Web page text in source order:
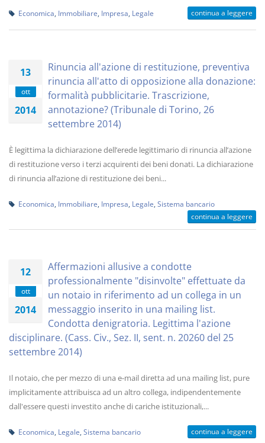
Economica Immobiliare Impresa Legale continua a leggere
13
ott
2014
Rinuncia all'azione di restituzione, preventiva
rinuncia all'atto di opposizione alla donazione:
formalità pubblicitarie. Trascrizione,
annotazione? (Tribunale di Torino, 26
settembre 2014)
È legittima la dichiarazione dell’erede legittimario di rinuncia all’azione
di restituzione verso i terzi acquirenti dei beni donati. La dichiarazione
di rinuncia all’azione di restituzione dei beni...
Economica Immobiliare Impresa Legale Sistema bancario
continua a leggere
12
ott
2014
Affermazioni allusive a condotte
professionalmente "disinvolte" effettuate da
un notaio in riferimento ad un collega in un
messaggio inserito in una mailing list.
Condotta denigratoria. Legittima l'azione
disciplinare. (Cass. Civ., Sez. II, sent. n. 20260 del 25
settembre 2014)
Il notaio, che per mezzo di una e-mail diretta ad una mailing list, pure
implicitamente attribuisca ad un altro collega, indipendentemente
dall'essere questi investito anche di cariche istituzionali,...
Economica Legale Sistema bancario continua a leggere